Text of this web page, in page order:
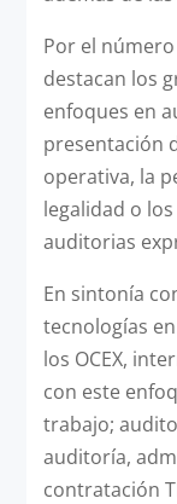
Por el
destacan los
enfoques en
presentación
operativa, la
legalidad o
auditorias
En sintonía
tecnologías
los OCEX,
con este
trabajo;
auditoría,
contratación